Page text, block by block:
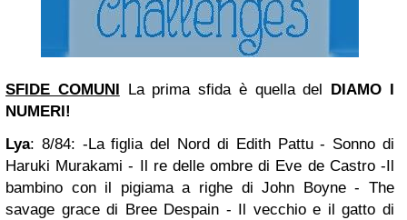
SFIDE COMUNI La prima sfida è quella del DIAMO I
NUMERI!
Lya: 8/84: -La figlia del Nord di Edith Pattu- Sonno di
Haruki Murakami - Il re delle ombre di Eve de Castro -Il
bambino con il pigiama a righe di John Boyne - The
savage grace di Bree Despain - Il vecchio e il gatto di